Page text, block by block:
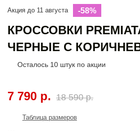
Акция до 11 августа -58%
КРОССОВКИ
ЧЕРНЫЕ С
Осталось 10 штук по акции
7 790 р. 18 590 р.
Таблица размеров